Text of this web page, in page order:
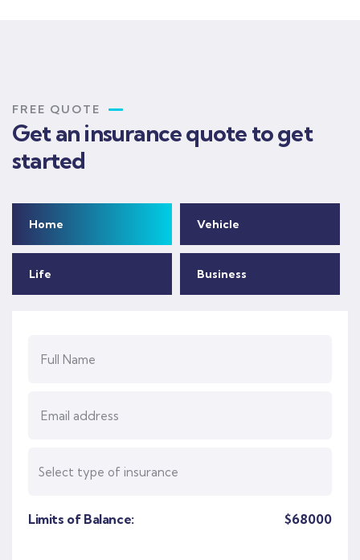
FREE QUOTE
Get an insurance quote to get
started
Home Vehicle
Life Business
Limits of Balance: $68000